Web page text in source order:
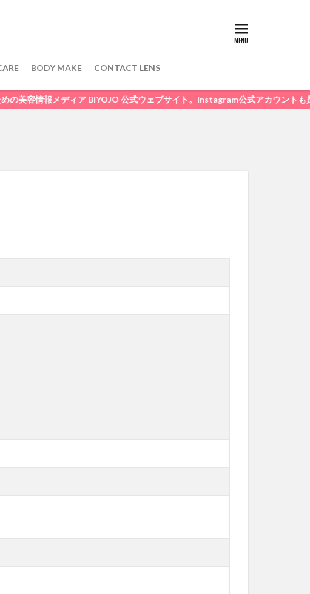
BODY MAKE CONTACT LENS
情報メディア BIYOJO 公式ウェブサイト。instagram公式アカウントも是非、チ